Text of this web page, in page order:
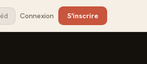
Connexion S'inscrire